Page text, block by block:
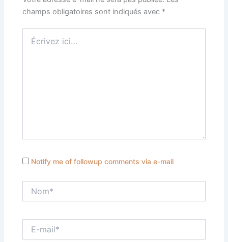
champs obligatoires sont indiqués avec *
ici…
Notify me of followup comments via e-mail
mail*